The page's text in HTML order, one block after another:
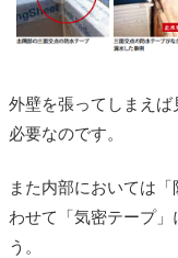
外壁を張ってしまえ
必要なのです。
また内部においては
わせて「気密テープ
う。